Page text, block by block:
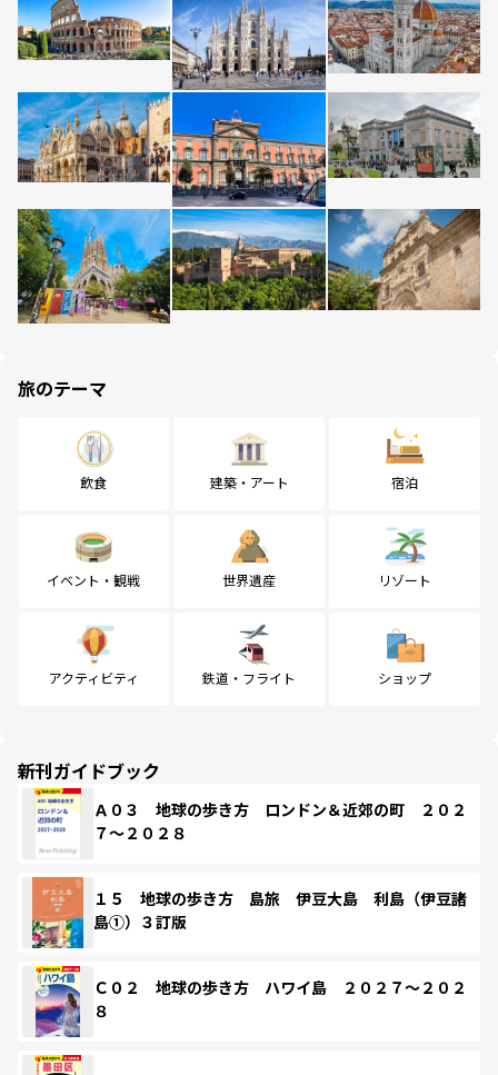
旅のテーマ
飲食 建築・アート 宿泊
イベント・観戦 世界遺産 リゾート
アクティビティ 鉄道・フライト ショップ
新刊ガイドブック
Ａ０３ 地球の歩き方 ロンドン＆近郊の町 ２０２
７～２０２８
１５ 地球の歩き方 島旅 伊豆大島 利島（伊豆諸
島①）３訂版
Ｃ０２ 地球の歩き方 ハワイ島 ２０２７～２０２
８